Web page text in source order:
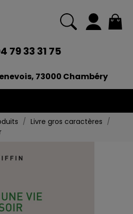
79 33 31 75
73000 Chambéry
Livre gros caractères